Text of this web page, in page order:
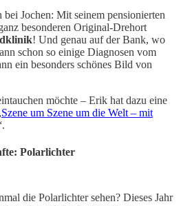
Jochen: Mit seinem pensionierten
besonderen Original-Drehort
! Und genau auf der Bank, wo
schon so einige Diagnosen vom
ein besonders schönes Bild von
möchte – Erik hat dazu eine
Szene um Szene um die Welt – mit
Polarlichter
die Polarlichter sehen? Dieses Jahr